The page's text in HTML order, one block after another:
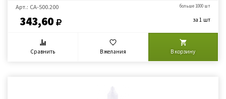
Арт.: CA-500.200
343,60
больше 1000 шт
за 1 шт
Сравнить В желания В корзину